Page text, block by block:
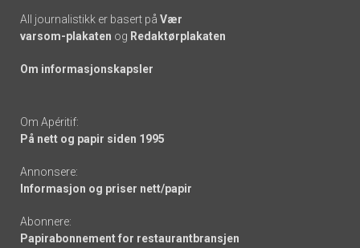
All journalistikk er basert på Vær
varsom-plakaten og Redaktørplakaten
Om informasjonskapsler
Om Apéritif:
På nett og papir siden 1995
Annonsere:
Informasjon og priser nett/papir
Abonnere:
Papirabonnement for restaurantbransjen